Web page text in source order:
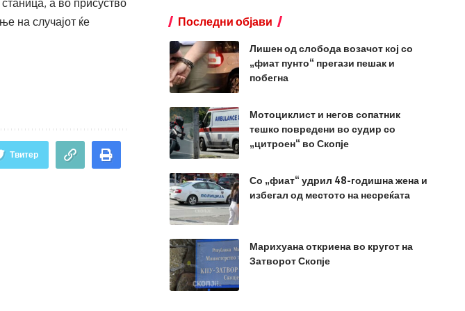
а во присуство
на случајот ќе
Твитер
Последни објави
Лишен од слобода возачот кој со
„фиат пунто“ прегази пешак и
побегна
Мотоциклист и негов сопатник
тешко повредени во судир со
„цитроен“ во Скопје
Со „фиат“ удрил 48-годишна жена и
избегал од местото на несреќата
Марихуана откриена во кругот на
Затворот Скопје